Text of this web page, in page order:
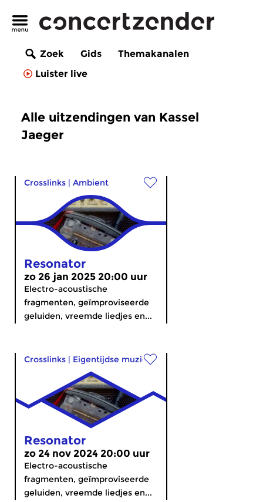
Zoek Gids
Themakanalen
Luister live
Alle uitzendingen van Kassel
Jaeger
Crosslinks | Ambient
Resonator
zo 26 jan 2025 20:00 uur
Electro-acoustische
fragmenten, geïmproviseerde
geluiden, vreemde liedjes en...
Crosslinks | Eigentijdse muziek
Resonator
zo 24 nov 2024 20:00 uur
Electro-acoustische
fragmenten, geïmproviseerde
geluiden, vreemde liedjes en...